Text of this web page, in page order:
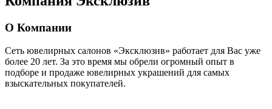
О Компании
Сеть ювелирных салонов «Эксклюзив» работает для Вас уже
более 20 лет. За это время мы обрели огромный опыт в
подборе и продаже ювелирных украшений для самых
взыскательных покупателей.